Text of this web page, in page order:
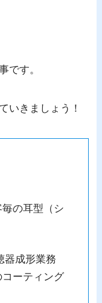
です。
いきましょう！
の耳型（シ
器成形業務
ーティング